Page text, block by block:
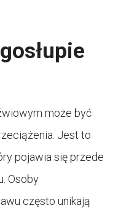
może być
Jest to
pojawia się przede
Osoby
często unikają